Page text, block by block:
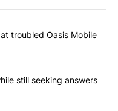
articles in the last
remain at troubled
troubled Oasis Mobile
man dies while still
still seeking answers